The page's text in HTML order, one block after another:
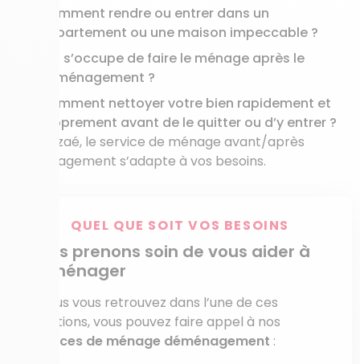
Comment rendre ou entrer dans un
appartement ou une maison impeccable ?
Qui s’occupe de faire le ménage après le
déménagement ?
Comment nettoyer votre bien rapidement et
proprement avant de le quitter ou d’y entrer ?
Avec Azaé, le service de ménage avant/après
déménagement s’adapte à vos besoins.
QUEL QUE SOIT VOS BESOINS
Nous prenons soin de vous aider à
déménager
Si vous vous retrouvez dans l’une de ces
situations, vous pouvez faire appel à nos
services de ménage déménagement :